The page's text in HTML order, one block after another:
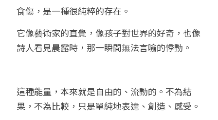
五行計算高階班
團隊訓練營
support@p8zicourse.com
食傷，是一種很純粹的存在。
它像藝術家的直覺，像孩子對世界的好奇，也像
詩人看見晨露時，那一瞬間無法言喻的悸動。
這種能量，本來就是自由的、流動的。不為結
果，不為比較，只是單純地表達、創造、感受。